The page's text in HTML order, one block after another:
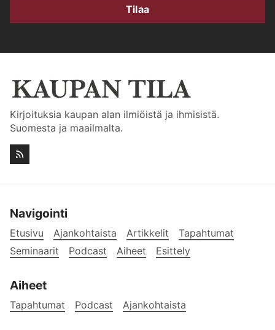
Tilaa
Kirjoituksia kaupan alan ilmiöistä ja ihmisistä.
Suomesta ja maailmalta.
Navigointi
Etusivu Ajankohtaista Artikkelit
Tapahtumat
Seminaarit
Podcast Aiheet Esittely
Aiheet
Tapahtumat Podcast Ajankohtaista